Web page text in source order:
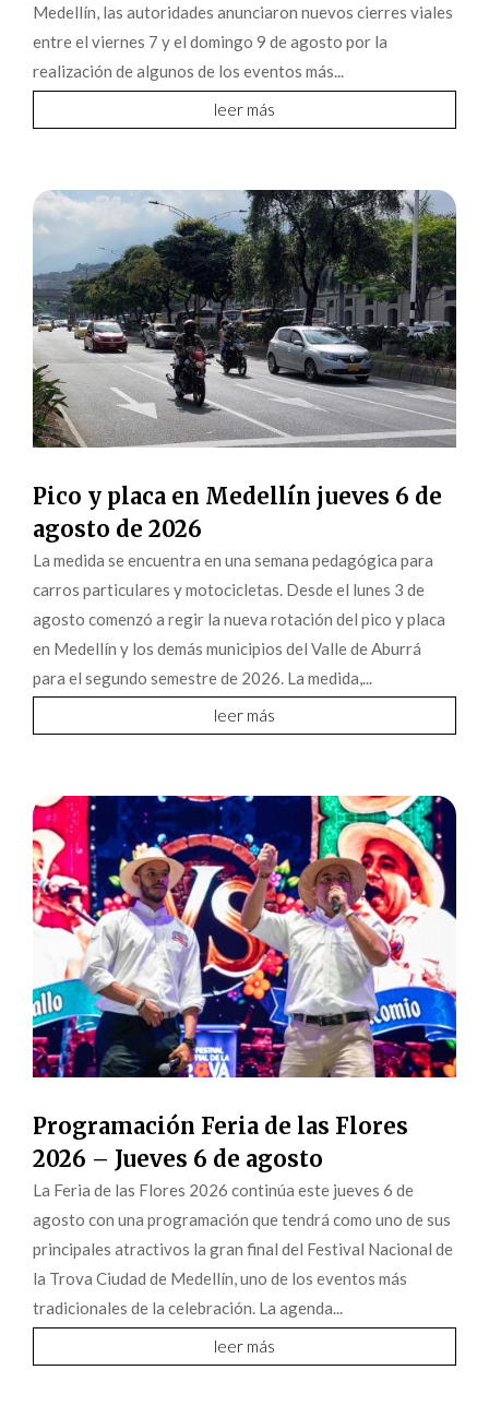
Medellín, las autoridades anunciaron nuevos cierres viales
entre el viernes 7 y el domingo 9 de agosto por la
realización de algunos de los eventos más...
leer más
Pico y placa en Medellín jueves 6 de
agosto de 2026
La medida se encuentra en una semana pedagógica para
carros particulares y motocicletas. Desde el lunes 3 de
agosto comenzó a regir la nueva rotación del pico y placa
en Medellín y los demás municipios del Valle de Aburrá
para el segundo semestre de 2026. La medida,...
leer más
Programación Feria de las Flores
2026 – Jueves 6 de agosto
La Feria de las Flores 2026 continúa este jueves 6 de
agosto con una programación que tendrá como uno de sus
principales atractivos la gran final del Festival Nacional de
la Trova Ciudad de Medellín, uno de los eventos más
tradicionales de la celebración. La agenda...
leer más